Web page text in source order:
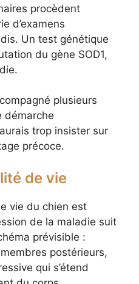
procèdent
d’examens
Un test génétique
du gène SOD1,
plusieurs
démarche
trop insister sur
précoce.
de vie
vie du chien est
de la maladie suit
prévisible :
postérieurs,
qui s’étend